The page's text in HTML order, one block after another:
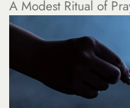
A Modest Ritual of